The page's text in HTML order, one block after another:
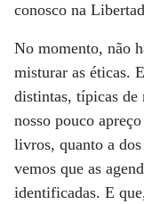
conosco na
No momento, não
misturar as éticas.
distintas, típicas de
nosso pouco
livros, quanto a
vemos que as
identificadas. E